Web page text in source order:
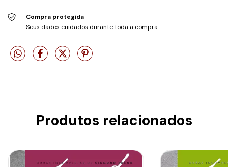
Compra protegida
Seus dados cuidados durante toda a compra.
Produtos relacionados